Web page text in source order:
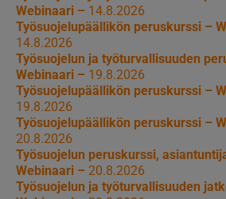
Webinaari – 14.8.2026
Työsuojelupäällikön peruskurssi –
14.8.2026
Työsuojelun ja työturvallisuuden
Webinaari – 19.8.2026
Työsuojelupäällikön peruskurssi –
19.8.2026
Työsuojelupäällikön peruskurssi –
20.8.2026
Työsuojelun peruskurssi,
Webinaari – 20.8.2026
Työsuojelun ja työturvallisuuden